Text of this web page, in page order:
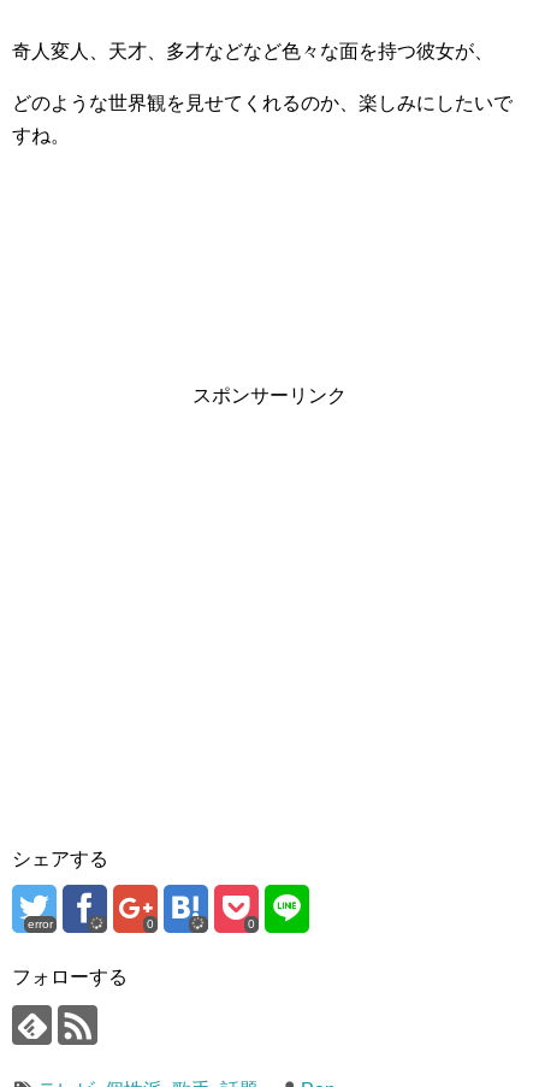
奇人変人、天才、多才などなど色々な面を持つ彼女が、
どのような世界観を見せてくれるのか、楽しみにしたいで
すね。
スポンサーリンク
シェアする
error 0 0
フォローする